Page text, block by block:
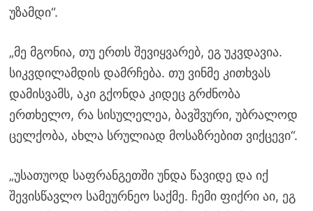
უზამდი“.
„მე მგონია, თუ ერთს შევიყვარებ, ეგ უკვდავია.
სიკვდილამდის დამრჩება. თუ ვინმე კითხვას
დამისვამს, აკი გქონდა კიდეც გრძნობა
ერთხელო, რა სისულელეა, ბავშვური, უბრალოდ
ცელქობა, ახლა სრულიად მოსაზრებით ვიქცევი“.
„უსათუოდ საფრანგეთში უნდა წავიდე და იქ
შევისწავლო სამეურნეო საქმე. ჩემი ფიქრი აი, ეგ